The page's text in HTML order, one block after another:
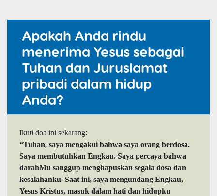
Apakah Anda rindu
menerima Yesus sebagai
Tuhan dan Juruslamat
pribadi dalam hidup
Anda?
Ikuti doa ini sekarang:
“Tuhan, saya mengakui bahwa saya orang berdosa.
Saya membutuhkan Engkau. Saya percaya bahwa
darahMu sanggup menghapuskan segala dosa dan
kesalahanku. Saat ini, saya mengundang Engkau,
Yesus Kristus, masuk dalam hati dan hidupku